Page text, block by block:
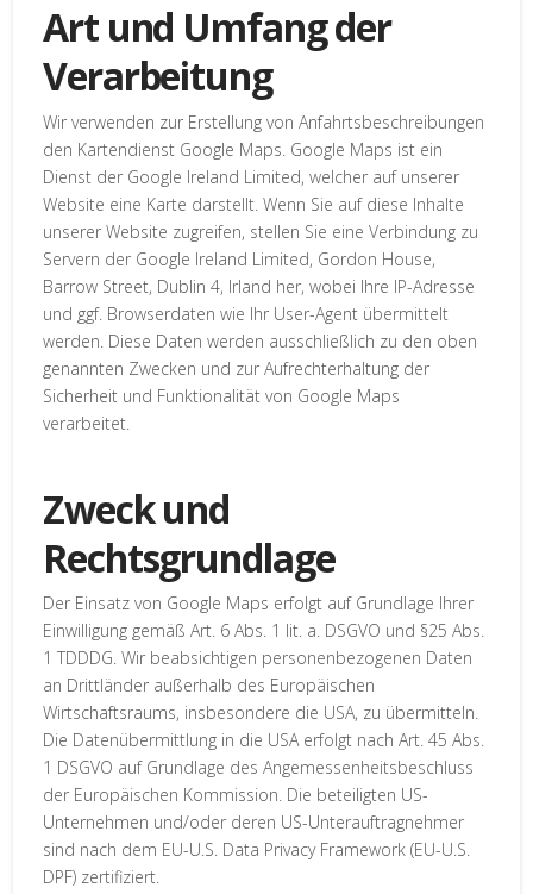
Art und Umfang der
Verarbeitung
Wir verwenden zur Erstellung von Anfahrtsbeschreibungen
den Kartendienst Google Maps. Google Maps ist ein
Dienst der Google Ireland Limited, welcher auf unserer
Website eine Karte darstellt. Wenn Sie auf diese Inhalte
unserer Website zugreifen, stellen Sie eine Verbindung zu
Servern der Google Ireland Limited, Gordon House,
Barrow Street, Dublin 4, Irland her, wobei Ihre IP-Adresse
und ggf. Browserdaten wie Ihr User-Agent übermittelt
werden. Diese Daten werden ausschließlich zu den oben
genannten Zwecken und zur Aufrechterhaltung der
Sicherheit und Funktionalität von Google Maps
verarbeitet.
Zweck und
Rechtsgrundlage
Der Einsatz von Google Maps erfolgt auf Grundlage Ihrer
Einwilligung gemäß Art. 6 Abs. 1 lit. a. DSGVO und §25 Abs.
1 TDDDG. Wir beabsichtigen personenbezogenen Daten
an Drittländer außerhalb des Europäischen
Wirtschaftsraums, insbesondere die USA, zu übermitteln.
Die Datenübermittlung in die USA erfolgt nach Art. 45 Abs.
1 DSGVO auf Grundlage des Angemessenheitsbeschluss
der Europäischen Kommission. Die beteiligten US-
Unternehmen und/oder deren US-Unterauftragnehmer
sind nach dem EU-U.S. Data Privacy Framework (EU-U.S.
DPF) zertifiziert.